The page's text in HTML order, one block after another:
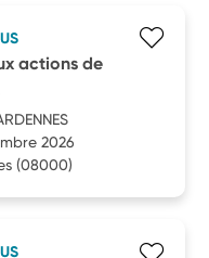
actions de
2026
(08000)